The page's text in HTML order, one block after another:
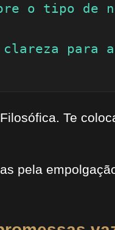
o tipo de
para
Te
pela